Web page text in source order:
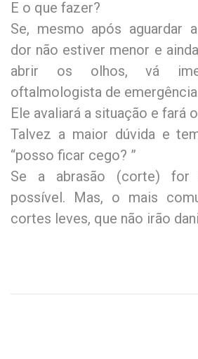
E o que fazer?
Se, mesmo após aguardar
dor não estiver menor e
abrir os olhos, vá
oftalmologista de
Ele avaliará a situação e fará
Talvez a maior dúvida e
“posso ficar cego? ”
Se a abrasão (corte) for
possível. Mas, o mais
cortes leves, que não irão